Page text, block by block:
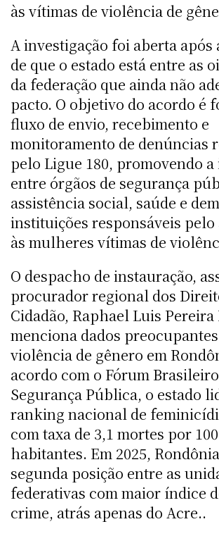
às vítimas de violência de
A investigação foi aberta após
de que o estado está entre as
da federação que ainda não
pacto. O objetivo do acordo é
fluxo de envio, recebimento e
monitoramento de denúncias
pelo Ligue 180, promovendo
entre órgãos de segurança
assistência social, saúde e
instituições responsáveis
às mulheres vítimas de
O despacho de instauração,
procurador regional dos
Cidadão, Raphael Luis Pereira
menciona dados
violência de gênero em
acordo com o Fórum
Segurança Pública, o estado
ranking nacional de
com taxa de 3,1 mortes por
habitantes. Em 2025,
segunda posição entre as
federativas com maior índice
crime, atrás apenas do Acre..